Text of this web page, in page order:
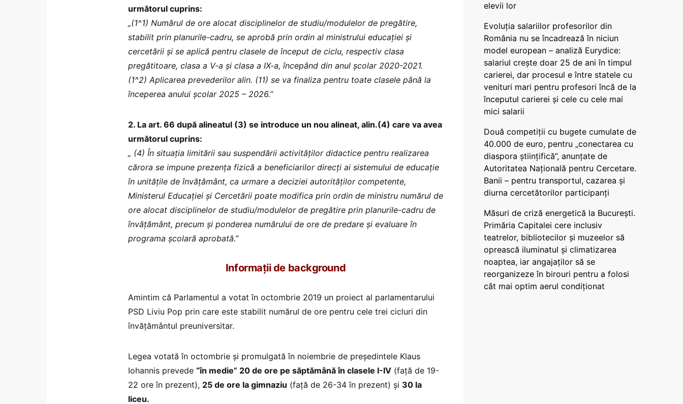
următorul cuprins:
„(1^1) Numărul de ore alocat disciplinelor de studiu/modulelor de pregătire,
stabilit prin planurile-cadru, se aprobă prin ordin al ministrului educației și
cercetării și se aplică pentru clasele de început de ciclu, respectiv clasa
pregătitoare, clasa a V-a și clasa a IX-a, începând din anul școlar 2020-2021.
(1^2) Aplicarea prevederilor alin. (11) se va finaliza pentru toate clasele până la
începerea anului școlar 2025 – 2026.”
2. La art. 66 după alineatul (3) se introduce un nou alineat, alin.(4) care va avea
următorul cuprins:
„ (4) În situația limitării sau suspendării activităților didactice pentru realizarea
cărora se impune prezența fizică a beneficiarilor direcți ai sistemului de educație
în unitățile de învățământ, ca urmare a deciziei autorităților competente,
Ministerul Educației și Cercetării poate modifica prin ordin de ministru numărul de
ore alocat disciplinelor de studiu/modulelor de pregătire prin planurile-cadru de
învăţământ, precum și ponderea numărului de ore de predare şi evaluare în
programa școlară aprobată.”
Informații de background
Amintim că Parlamentul a votat în octombrie 2019 un proiect al parlamentarului
PSD Liviu Pop prin care este stabilit numărul de ore pentru cele trei cicluri din
învățământul preuniversitar.
Legea votată în octombrie și promulgată în noiembrie de președintele Klaus
Iohannis prevede “în medie” 20 de ore pe săptămână în clasele I-IV (față de 19-
22 ore în prezent), 25 de ore la gimnaziu (față de 26-34 în prezent) și 30 la
liceu.
elevii lor
Evoluția salariilor profesorilor din
România nu se încadrează în niciun
model european – analiză Eurydice:
salariul crește doar 25 de ani în timpul
carierei, dar procesul e între statele cu
venituri mari pentru profesori încă de la
începutul carierei și cele cu cele mai
mici salarii
Două competiții cu bugete cumulate de
40.000 de euro, pentru „conectarea cu
diaspora științifică”, anunțate de
Autoritatea Națională pentru Cercetare.
Banii – pentru transportul, cazarea și
diurna cercetătorilor participanți
Măsuri de criză energetică la București.
Primăria Capitalei cere inclusiv
teatrelor, bibliotecilor și muzeelor să
oprească iluminatul și climatizarea
noaptea, iar angajaților să se
reorganizeze în birouri pentru a folosi
cât mai optim aerul condiționat